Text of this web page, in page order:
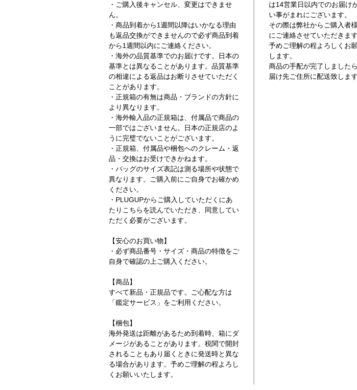
・ご購入後キャンセル、変更はできませ
ん。
・商品到着から1週間以降はいかなる理由
も返品交換ができませんので必ず商品到着
から1週間以内にご連絡ください。
・海外の品質基準でのお届けです。日本の
基準とは異なることがあります。品質基準
の相違による返品はお断りさせていただく
ことがあります。
・正規箱の有無は商品・ブランドの方針に
より異なります。
・海外輸入品の正規箱は、付属品で商品の
一部ではございません。日本の正規店のよ
うに完璧でないことがございます。
・正規箱、付属品や梱包へのクレーム・返
品・交換はお受けできかねます。
・バッグのサイズ表記は測る場所や状態で
異なります。ご購入前にご自身でお確かめ
ください。
・PLUGUPからご購入していただくにあ
たりこちらを読んでいただき、同意してい
ただく必要がございます。
【安心のお買い物】
・必ず商品番号・サイズ・商品の特徴をご
自身で確認の上ご購入ください。
【商品】
すべて新品・正規品です。ご心配な方は
「鑑定サービス」をご利用ください。
【梱包】
海外発送は距離があるため到着時、箱にダ
メージがあることがあります。税関で開封
されることもあり届くときに発送時と異な
る場合があります。予めご理解の程よろし
くお願いいたします。
は14営業日以内でのお届け
い事がまれにございます。
その際は弊社からご購入者
にご連絡させていただきま
予めご理解の程よろしくお
します。
商品の手配が完了しました
届け先ご住所に配送致しま